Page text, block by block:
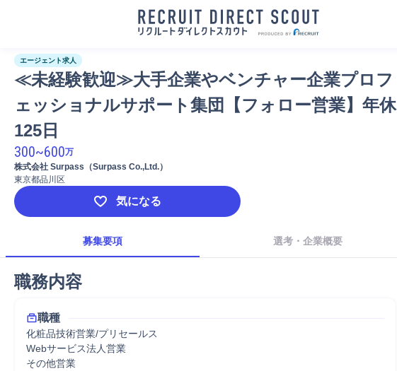
エージェント求人
≪未経験歓迎≫大手企業やベンチャー企業プロフ
ェッショナルサポート集団【フォロー営業】年休
125日
300~600万
株式会社 Surpass（Surpass Co.,Ltd.）
東京都品川区
気になる
募集要項 選考・企業概要
職務内容
職種
化粧品技術営業/プリセールス
Webサービス法人営業
その他営業